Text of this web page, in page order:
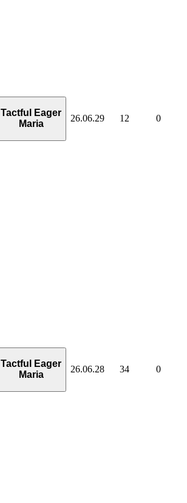
Tactful Eager
Maria
26.06.29 12 0
Tactful Eager
Maria
26.06.28 34 0